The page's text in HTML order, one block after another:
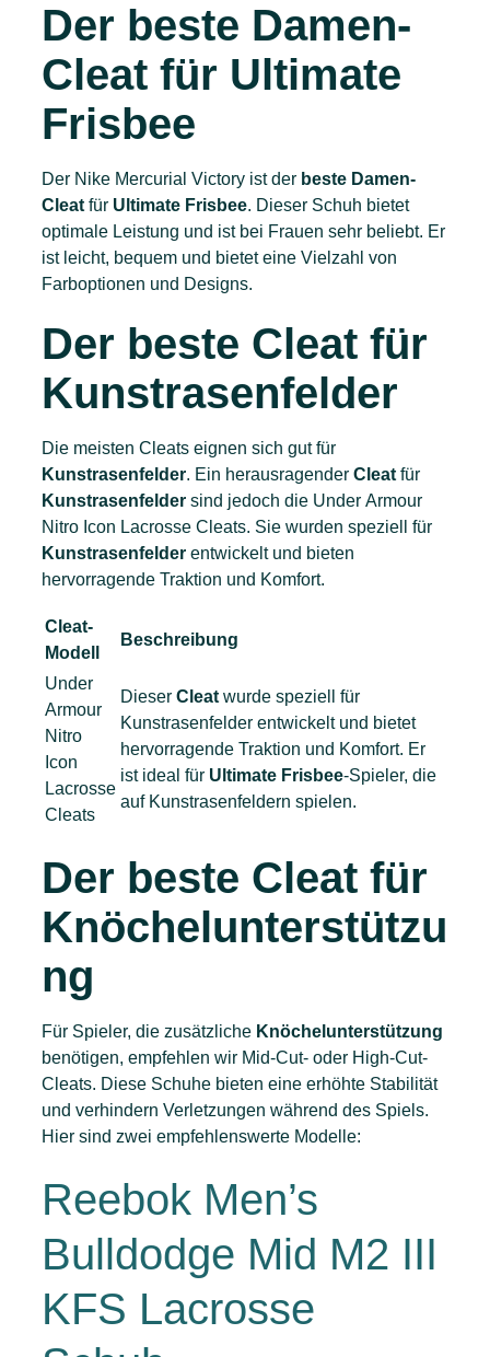
Der beste Damen-
Cleat für Ultimate
Frisbee
Der Nike Mercurial Victory ist der beste Damen-
Cleat für Ultimate Frisbee. Dieser Schuh bietet
optimale Leistung und ist bei Frauen sehr beliebt. Er
ist leicht, bequem und bietet eine Vielzahl von
Farboptionen und Designs.
Der beste Cleat für
Kunstrasenfelder
Die meisten Cleats eignen sich gut für
Kunstrasenfelder. Ein herausragender Cleat für
Kunstrasenfelder sind jedoch die Under Armour
Nitro Icon Lacrosse Cleats. Sie wurden speziell für
Kunstrasenfelder entwickelt und bieten
hervorragende Traktion und Komfort.
Cleat-
Modell
Beschreibung
Under
Armour
Nitro
Icon
Lacrosse
Cleats
Dieser Cleat wurde speziell für
Kunstrasenfelder entwickelt und bietet
hervorragende Traktion und Komfort. Er
ist ideal für Ultimate Frisbee-Spieler, die
auf Kunstrasenfeldern spielen.
Der beste Cleat für
Knöchelunterstützu
ng
Für Spieler, die zusätzliche Knöchelunterstützung
benötigen, empfehlen wir Mid-Cut- oder High-Cut-
Cleats. Diese Schuhe bieten eine erhöhte Stabilität
und verhindern Verletzungen während des Spiels.
Hier sind zwei empfehlenswerte Modelle:
Reebok Men’s
Bulldodge Mid M2 III
KFS Lacrosse